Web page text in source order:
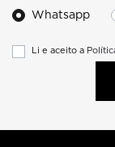
Whatsapp
Li e aceito a